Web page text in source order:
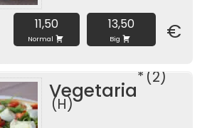
11,50
Normal
13,50
Big €
Vegetaria
2
H